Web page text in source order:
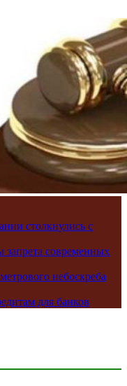
столкнулись с
современных
небоскреба
для банков